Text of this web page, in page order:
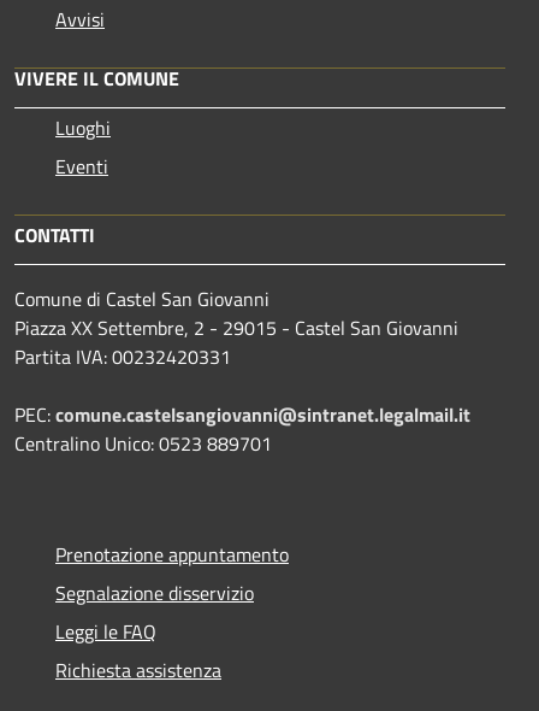
Avvisi
VIVERE IL COMUNE
Luoghi
Eventi
CONTATTI
Comune di Castel San Giovanni
Piazza XX Settembre, 2 - 29015 - Castel San Giovanni
Partita IVA: 00232420331
PEC:comune.castelsangiovanni@sintranet.legalmail.it
Centralino Unico: 0523 889701
Prenotazione appuntamento
Segnalazione disservizio
Leggi le FAQ
Richiesta assistenza